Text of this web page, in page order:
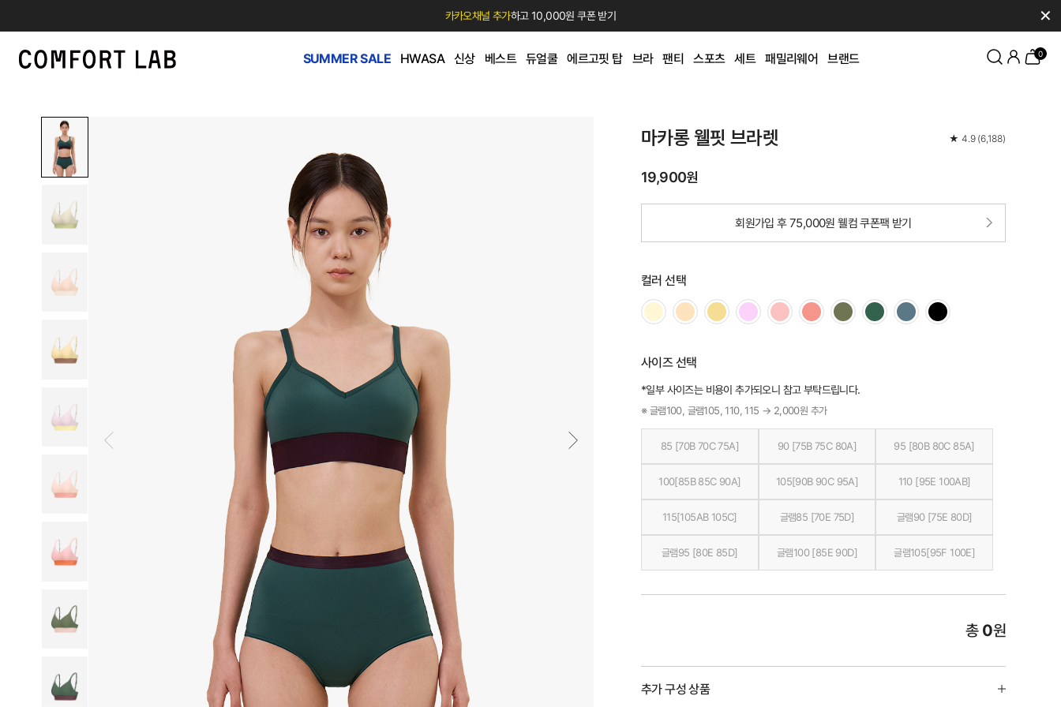
카카오채널 추가하고 10,000원 쿠폰 받기 ✕
SUMMER SALE HWASA 신상 베스트 듀얼쿨 에르고핏 탑 브라 팬티 스포츠 세트 패밀리웨어 브랜드 0
마카롱 웰핏 브라렛 ★ 4.9 (6,188)
19,900원
회원가입 후 75,000원 웰컴 쿠폰팩 받기
컬러 선택
사이즈 선택
*일부 사이즈는 비용이 추가되오니 참고 부탁드립니다.
※ 글램100, 글램105, 110, 115 → 2,000원 추가
85 [70B 70C 75A] 90 [75B 75C 80A] 95 [80B 80C 85A]
100[85B 85C 90A] 105[90B 90C 95A] 110 [95E 100AB]
115[105AB 105C] 글램85 [70E 75D] 글램90 [75E 80D]
글램95 [80E 85D] 글램100 [85E 90D] 글램105[95F 100E]
총 0원
추가 구성 상품